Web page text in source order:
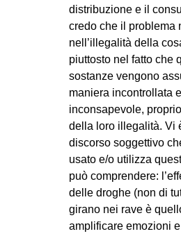
distribuzione e il
credo che il problema
nell’illegalità della
piuttosto nel fatto che
sostanze vengono
maniera incontrollata
inconsapevole,
della loro illegalità. Vi
discorso soggettivo
usato e/o utilizza
può comprendere:
delle droghe (non di
girano nei rave è
amplificare emozioni